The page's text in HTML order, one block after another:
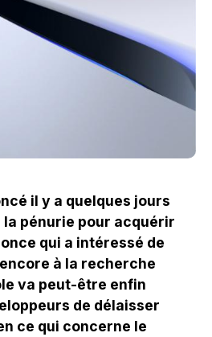
il y a quelques jours
la pénurie pour acquérir
qui a intéressé de
à la recherche
va peut-être enfin
de délaisser
ce qui concerne le